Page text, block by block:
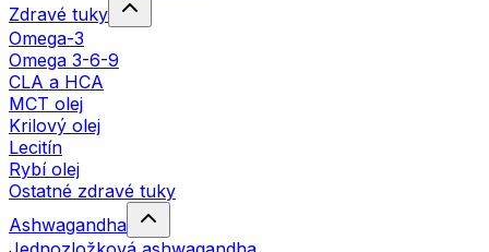
Zdravé tuky
Omega-3
Omega 3-6-9
CLA a HCA
MCT olej
Krilový olej
Lecitín
Rybí olej
Ostatné zdravé tuky
Ashwagandha